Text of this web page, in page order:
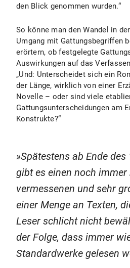
den Blick genommen wurden.“
So könne man den Wandel in
Umgang mit Gattungsbegriffen
erörtern, ob festgelegte
Auswirkungen auf das
„Und: Unterscheidet sich ein
der Länge, wirklich von einer
Novelle – oder sind viele
Gattungsunterscheidungen am
Konstrukte?“
Spätestens ab Ende
gibt es einen noch
vermessenen und sehr
einer Menge an Texten,
Leser schlicht nicht
der Folge, dass immer
Standardwerke gelesen